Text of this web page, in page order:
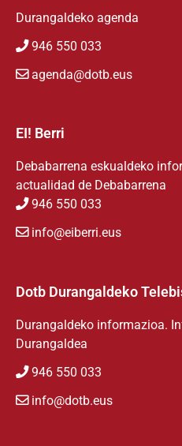
Durangaldeko agenda
946 550 033
agenda@dotb.eus
EI! Berri
Debabarrena eskualdeko
actualidad de Debabarrena
946 550 033
info@eiberri.eus
Dotb Durangaldeko
Durangaldeko informazioa.
Durangaldea
946 550 033
info@dotb.eus